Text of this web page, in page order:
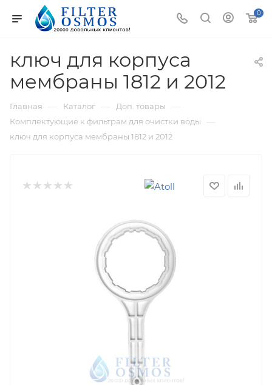
0
ключ для корпуса
мембраны 1812 и 2012
Главная — Каталог — Доп. товары —
Комплектующие к фильтрам для очистки воды —
ключ для корпуса мембраны 1812 и 2012